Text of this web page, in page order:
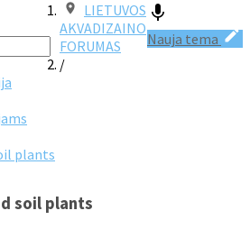
Nauja tema
LIETUVOS
AKVADIZAINO
FORUMAS
/
plants
soil plants